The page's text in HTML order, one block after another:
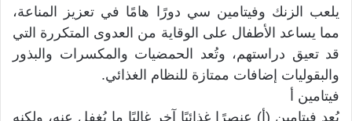
يلعب الزنك وفيتامين سي دورًا هامًا في تعزيز المناعة،
مما يساعد الأطفال على الوقاية من العدوى المتكررة التي
قد تعيق دراستهم، وتُعد الحمضيات والمكسرات والبذور
والبقوليات إضافات ممتازة للنظام الغذائي.
فيتامين أ
يُعد فيتامين (أ) عنصرًا غذائيًا آخر غالبًا ما يُغفل عنه، ولكنه